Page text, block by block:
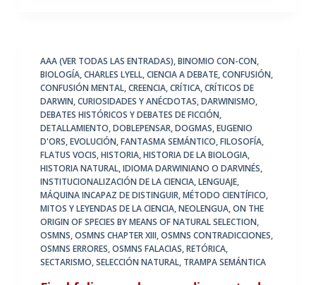
AAA (VER TODAS LAS ENTRADAS),BINOMIO CON-CON,
BIOLOGÍA,CHARLES LYELL,CIENCIA A DEBATE,CONFUSIÓN,
CONFUSIÓN MENTAL,CREENCIA,CRÍTICA,CRÍTICOS DE
DARWIN,CURIOSIDADES Y ANÉCDOTAS,DARWINISMO,
DEBATES HISTÓRICOS Y DEBATES DE FICCIÓN,
DETALLAMIENTO,DOBLEPENSAR,DOGMAS,EUGENIO
D'ORS,EVOLUCIÓN,FANTASMA SEMÁNTICO,FILOSOFÍA,
FLATUS VOCIS,HISTORIA,HISTORIA DE LA BIOLOGIA,
HISTORIA NATURAL,IDIOMA DARWINIANO O DARVINÉS,
INSTITUCIONALIZACIÓN DE LA CIENCIA,LENGUAJE,
MÁQUINA INCAPAZ DE DISTINGUIR,MÉTODO CIENTÍFICO,
MITOS Y LEYENDAS DE LA CIENCIA,NEOLENGUA,ON THE
ORIGIN OF SPECIES BY MEANS OF NATURAL SELECTION,
OSMNS,OSMNS CHAPTER XIII,OSMNS CONTRADICCIONES,
OSMNS ERRORES,OSMNS FALACIAS,RETÓRICA,
SECTARISMO,SELECCIÓN NATURAL, TRAMPA SEMÁNTICA